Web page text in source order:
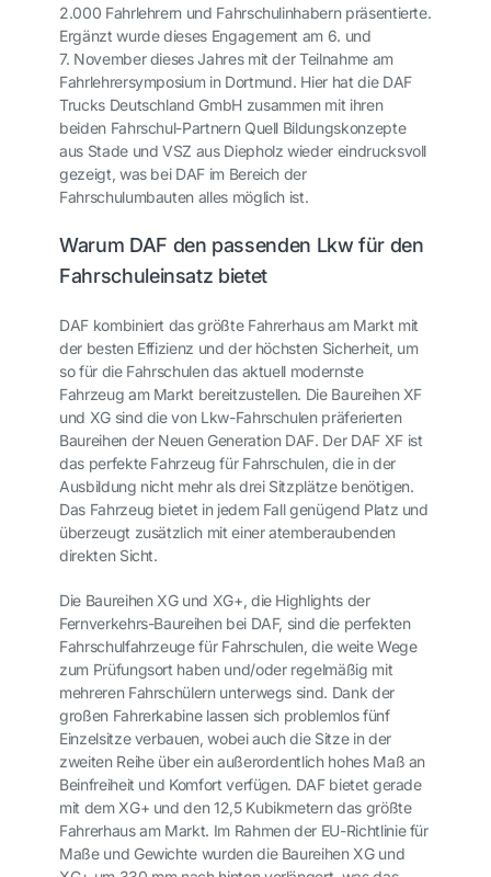
2.000 Fahrlehrern und Fahrschulinhabern präsentierte.
Ergänzt wurde dieses Engagement am 6. und
7. November dieses Jahres mit der Teilnahme am
Fahrlehrersymposium in Dortmund. Hier hat die DAF
Trucks Deutschland GmbH zusammen mit ihren
beiden Fahrschul-Partnern Quell Bildungskonzepte
aus Stade und VSZ aus Diepholz wieder eindrucksvoll
gezeigt, was bei DAF im Bereich der
Fahrschulumbauten alles möglich ist.
Warum DAF den passenden Lkw für den
Fahrschuleinsatz bietet
DAF kombiniert das größte Fahrerhaus am Markt mit
der besten Effizienz und der höchsten Sicherheit, um
so für die Fahrschulen das aktuell modernste
Fahrzeug am Markt bereitzustellen. Die Baureihen XF
und XG sind die von Lkw-Fahrschulen präferierten
Baureihen der Neuen Generation DAF. Der DAF XF ist
das perfekte Fahrzeug für Fahrschulen, die in der
Ausbildung nicht mehr als drei Sitzplätze benötigen.
Das Fahrzeug bietet in jedem Fall genügend Platz und
überzeugt zusätzlich mit einer atemberaubenden
direkten Sicht.
Die Baureihen XG und XG+, die Highlights der
Fernverkehrs-Baureihen bei DAF, sind die perfekten
Fahrschulfahrzeuge für Fahrschulen, die weite Wege
zum Prüfungsort haben und/oder regelmäßig mit
mehreren Fahrschülern unterwegs sind. Dank der
großen Fahrerkabine lassen sich problemlos fünf
Einzelsitze verbauen, wobei auch die Sitze in der
zweiten Reihe über ein außerordentlich hohes Maß an
Beinfreiheit und Komfort verfügen. DAF bietet gerade
mit dem XG+ und den 12,5 Kubikmetern das größte
Fahrerhaus am Markt. Im Rahmen der EU-Richtlinie für
Maße und Gewichte wurden die Baureihen XG und